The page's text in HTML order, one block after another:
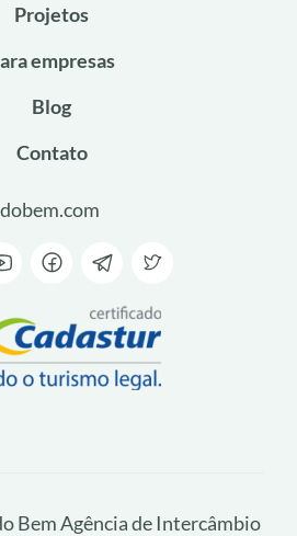
Projetos
empresas
Blog
Contato
Bem Agência de Intercâmbio